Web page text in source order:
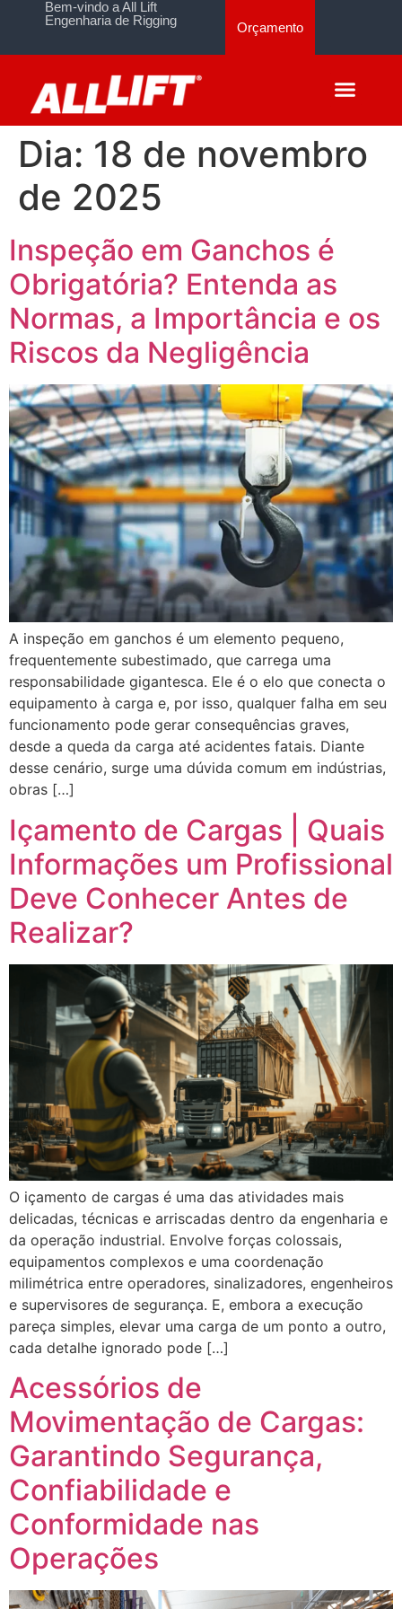
Bem-vindo a All Lift
Engenharia de Rigging
Orçamento
Dia: 18 de novembro
de 2025
Inspeção em Ganchos é
Obrigatória? Entenda as
Normas, a Importância e os
Riscos da Negligência
A inspeção em ganchos é um elemento pequeno,
frequentemente subestimado, que carrega uma
responsabilidade gigantesca. Ele é o elo que conecta o
equipamento à carga e, por isso, qualquer falha em seu
funcionamento pode gerar consequências graves,
desde a queda da carga até acidentes fatais. Diante
desse cenário, surge uma dúvida comum em indústrias,
obras […]
Içamento de Cargas | Quais
Informações um Profissional
Deve Conhecer Antes de
Realizar?
O içamento de cargas é uma das atividades mais
delicadas, técnicas e arriscadas dentro da engenharia e
da operação industrial. Envolve forças colossais,
equipamentos complexos e uma coordenação
milimétrica entre operadores, sinalizadores, engenheiros
e supervisores de segurança. E, embora a execução
pareça simples, elevar uma carga de um ponto a outro,
cada detalhe ignorado pode […]
Acessórios de
Movimentação de Cargas:
Garantindo Segurança,
Confiabilidade e
Conformidade nas
Operações